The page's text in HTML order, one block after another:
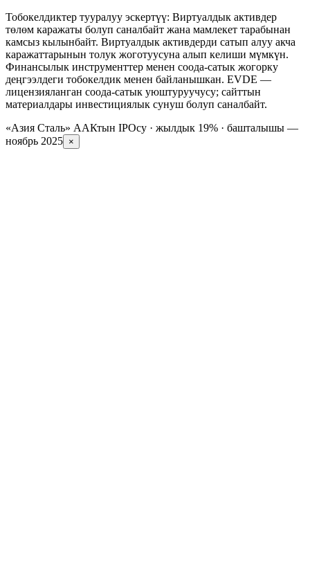
Тобокелдиктер тууралуу эскертүү: Виртуалдык активдер
төлөм каражаты болуп саналбайт жана мамлекет тарабынан
камсыз кылынбайт. Виртуалдык активдерди сатып алуу акча
каражаттарынын толук жоготуусуна алып келиши мүмкүн.
Финансылык инструменттер менен соода-сатык жогорку
деңгээлдеги тобокелдик менен байланышкан. EVDE —
лицензияланган соода-сатык уюштуруучусу; сайттын
материалдары инвестициялык сунуш болуп саналбайт.
«Азия Сталь» ААКтын IPOсу · жылдык 19% · башталышы —
ноябрь 2025 ×